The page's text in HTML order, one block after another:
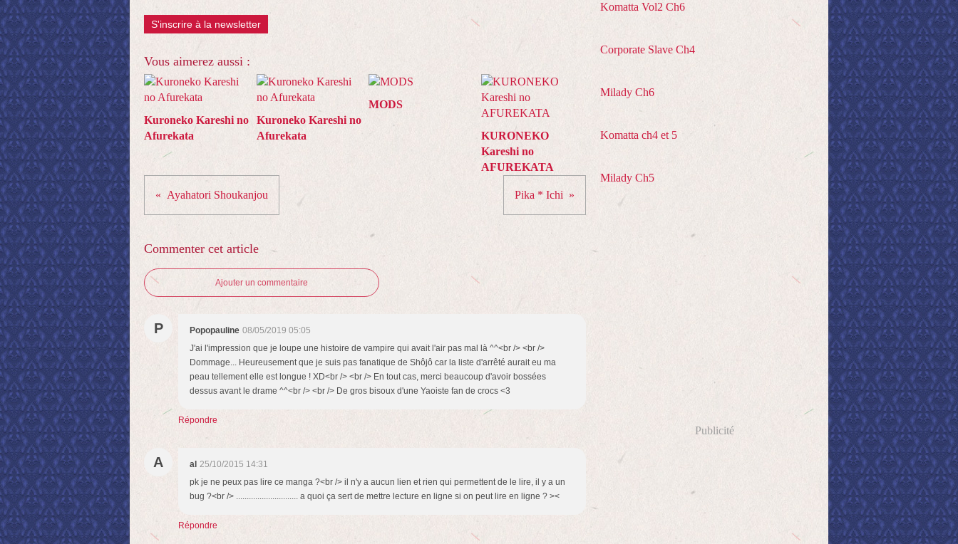
S'inscrire à la newsletter
Vous aimerez aussi :
Kuroneko Kareshi no
Afurekata
Kuroneko Kareshi no
Afurekata
MODS
KURONEKO
Kareshi no
AFUREKATA
Ayahatori Shoukanjou Pika * Ichi
Commenter cet article
Ajouter un commentaire
P Popopauline 08/05/2019 05:05
J'ai l'impression que je loupe une histoire de vampire qui avait l'air pas mal là ^^<br /> <br />
Dommage... Heureusement que je suis pas fanatique de Shôjô car la liste d'arrêté aurait eu ma
peau tellement elle est longue ! XD<br /> <br /> En tout cas, merci beaucoup d'avoir bossées
dessus avant le drame ^^<br /> <br /> De gros bisoux d'une Yaoiste fan de crocs <3
Répondre
A al 25/10/2015 14:31
pk je ne peux pas lire ce manga ?<br /> il n'y a aucun lien et rien qui permettent de le lire, il y a un
bug ?<br /> ............................. a quoi ça sert de mettre lecture en ligne si on peut lire en ligne ? ><
Répondre
Komatta Vol2 Ch6
Corporate Slave Ch4
Milady Ch6
Komatta ch4 et 5
Milady Ch5
Publicité